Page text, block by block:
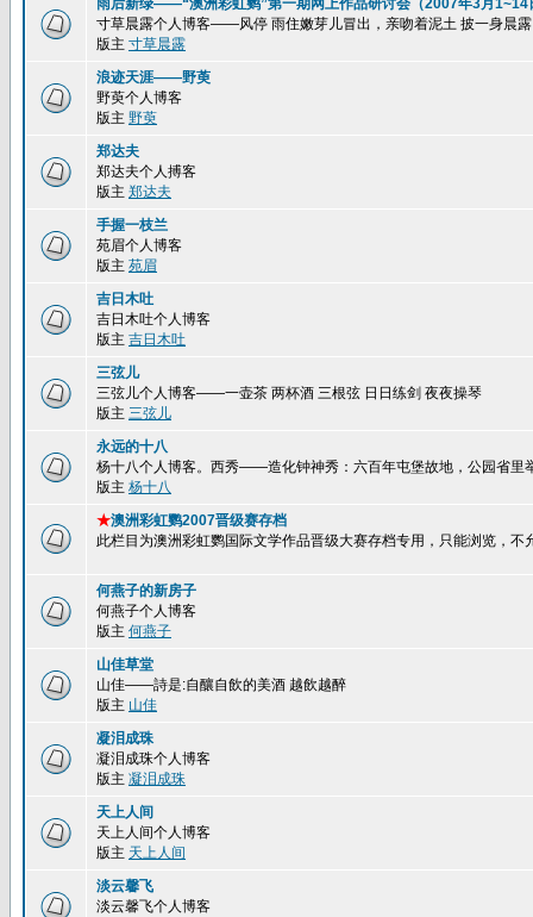
雨后新绿——“澳洲彩虹鹦”第一期网上作品研讨会（2007年3月1~14
寸草晨露个人博客——风停 雨住嫩芽儿冒出，亲吻着泥土 披一身晨
版主 寸草晨露
浪迹天涯——野萸
野萸个人博客
版主 野萸
郑达夫
郑达夫个人搏客
版主 郑达夫
手握一枝兰
苑眉个人博客
版主 苑眉
吉日木吐
吉日木吐个人博客
版主 吉日木吐
三弦儿
三弦儿个人博客——一壶茶 两杯酒 三根弦 日日练剑 夜夜操琴
版主 三弦儿
永远的十八
杨十八个人博客。西秀——造化钟神秀：六百年屯堡故地，公园省里
版主 杨十八
★澳洲彩虹鹦2007晋级赛存档
此栏目为澳洲彩虹鹦国际文学作品晋级大赛存档专用，只能浏览，
何燕子的新房子
何燕子个人博客
版主 何燕子
山佳草堂
山佳——詩是:自釀自飲的美酒 越飲越醉
版主 山佳
凝泪成珠
凝泪成珠个人博客
版主 凝泪成珠
天上人间
天上人间个人博客
版主 天上人间
淡云馨飞
淡云馨飞个人博客